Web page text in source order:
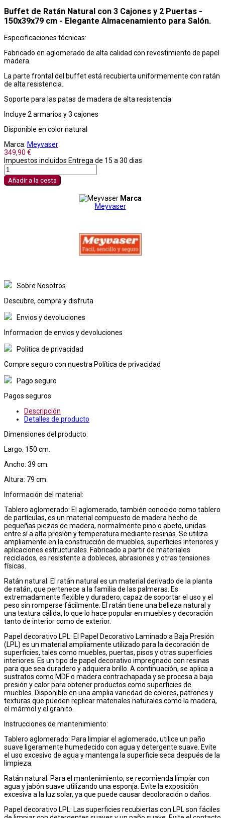
Buffet de Ratán Natural con 3 Cajones y 2 Puertas -
150x39x79 cm - Elegante Almacenamiento para Salón.
Especificaciones técnicas:
Fabricado en aglomerado de alta calidad con revestimiento de papel
madera.
La parte frontal del buffet está recubierta uniformemente con ratán
de alta resistencia.
Soporte para las patas de madera de alta resistencia
Incluye 2 armarios y 3 cajones
Disponible en color natural
Marca: Meyvaser
349,90 €
Impuestos incluidos Entrega de 15 a 30 dias
Añadir a la cesta
Marca
Meyvaser
Sobre Nosotros
Descubre, compra y disfruta
Envios y devoluciones
Informacion de envios y devoluciones
Política de privacidad
Compre seguro con nuestra Política de privacidad
Pago seguro
Pagos seguros
Descripción
Detalles de producto
Dimensiones del producto:
Largo: 150 cm.
Ancho: 39 cm.
Altura: 79 cm.
Información del material:
Tablero aglomerado: El aglomerado, también conocido como tablero
de partículas, es un material compuesto de madera hecho de
pequeñas piezas de madera, normalmente pino o abeto, unidas
entre sí a alta presión y temperatura mediante resinas. Se utiliza
ampliamente en la construcción de muebles, superficies interiores y
aplicaciones estructurales. Fabricado a partir de materiales
reciclados, es resistente a dobleces, abrasiones y otras tensiones
físicas.
Ratán natural: El ratán natural es un material derivado de la planta
de ratán, que pertenece a la familia de las palmeras. Es
extremadamente flexible y duradero, capaz de soportar el uso y el
peso sin romperse fácilmente. El ratán tiene una belleza natural y
una textura cálida, lo que lo hace popular en muebles y decoración
tanto de interior como de exterior.
Papel decorativo LPL: El Papel Decorativo Laminado a Baja Presión
(LPL) es un material ampliamente utilizado para la decoración de
superficies, tales como muebles, puertas, pisos y otras superficies
interiores. Es un tipo de papel decorativo impregnado con resinas
para que sea duradero y adquiera brillo. A continuación, se aplica a
sustratos como MDF o madera contrachapada y se procesa a baja
presión y calor para obtener productos como superficies de
muebles. Disponible en una amplia variedad de colores, patrones y
texturas que pueden replicar materiales naturales como la madera,
el mármol y el granito.
Instrucciones de mantenimiento:
Tablero aglomerado: Para limpiar el aglomerado, utilice un paño
suave ligeramente humedecido con agua y detergente suave. Evite
el uso excesivo de agua y mantenga la superficie seca después de la
limpieza.
Ratán natural: Para el mantenimiento, se recomienda limpiar con
agua y jabón suave utilizando una esponja. Evite la exposición
excesiva a la luz solar, ya que puede causar decoloración o daños.
Papel decorativo LPL: Las superficies recubiertas con LPL son fáciles